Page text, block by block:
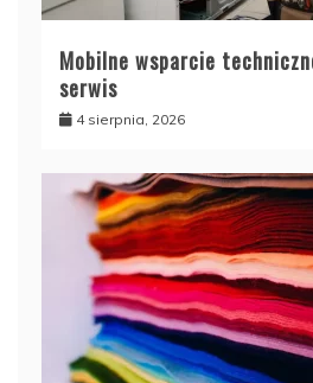
Mobilne wsparcie
serwis
4 sierpnia, 2026